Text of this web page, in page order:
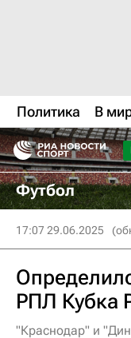
Политика В
Футбол
17:07 29.06.2025
РПЛ Кубка
"Краснодар" и